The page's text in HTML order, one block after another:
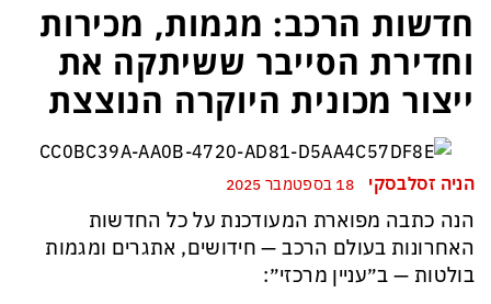
עם עומאן לגבי תפעול משותף של מצר הורמוז – אם טראמפ יאשר המלחמה
מי היה מאמין שבאר שבע תנצח את הכוכב האדום?
ומיירטים להגנה – טראמפ נשאר רק עם ציוצי האיום המגוחכים שלא מזיזים
גרדום כמדיניות: כך הפכה ההוצאה להורג לכלי ההרתעה המרכזי של המשטר
א-סיסי, ארדואן ושליט קטאר מכנסים פגישת ״כיפה אדומה״ לנתניהו בנושא
חדשות הרכב: מגמות, מכירות
וחדירת הסייבר ששיתקה את
ייצור מכונית היוקרה הנוצצת
הניה זסלבסקי
הנה כתבה מפוארת המעודכנת על כל החדשות
האחרונות בעולם הרכב — חידושים, אתגרים ומגמות
בולטות — ב״עניין מרכזי״: